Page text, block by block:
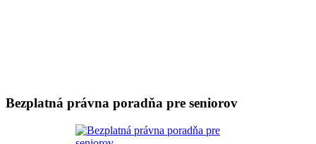
Bezplatná právna poradňa pre seniorov